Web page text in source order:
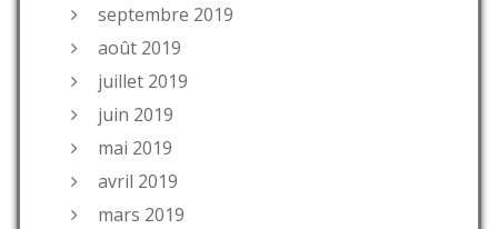
septembre 2019
août 2019
juillet 2019
juin 2019
mai 2019
avril 2019
mars 2019